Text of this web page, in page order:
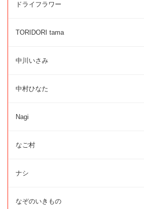
ドライフラワー
TORIDORI tama
中川いさみ
中村ひなた
Nagi
なご村
ナシ
なぞのいきもの